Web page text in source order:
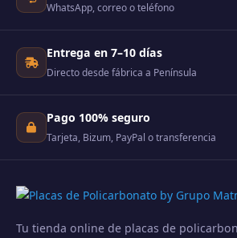
WhatsApp, correo o teléfono
Entrega en 7–10 días
Directo desde fábrica a Península
Pago 100% seguro
Tarjeta, Bizum, PayPal o transferencia
Tu tienda online de placas de